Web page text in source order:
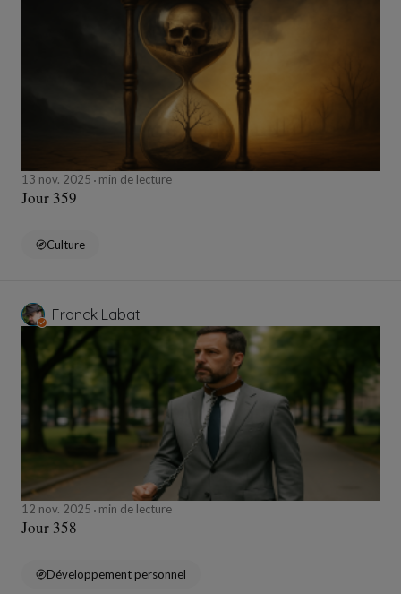
13 nov. 2025 min de lecture
Jour 359
Culture
Franck Labat
12 nov. 2025 min de lecture
Jour 358
Développement personnel